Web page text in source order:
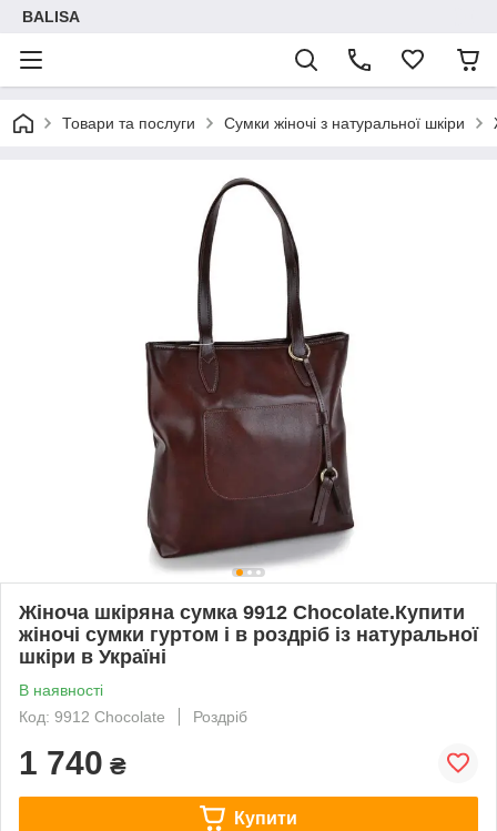
BALISA
Товари та послуги Сумки жіночі з натуральної шкіри
Жіноча шкіряна сумка 9912 Chocolate.Купити
жіночі сумки гуртом і в роздріб із натуральної
шкіри в Україні
В наявності
Код: 9912 Chocolate
Роздріб
1 740 ₴
Купити